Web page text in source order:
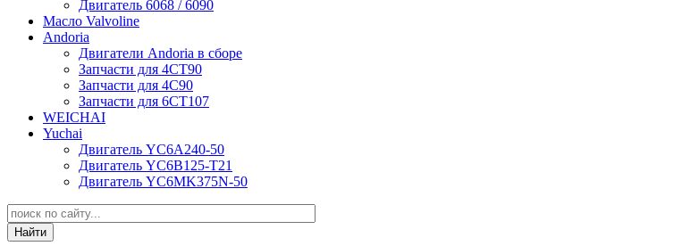
Двигатель 6068 / 6090
Масло Valvoline
Andoria
Двигатели Andoria в сборе
Запчасти для 4CT90
Запчасти для 4С90
Запчасти для 6CT107
WEICHAI
Yuchai
Двигатель YC6A240-50
Двигатель YC6B125-T21
Двигатель YC6MK375N-50